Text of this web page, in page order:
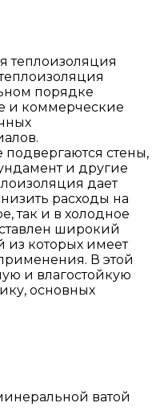
порядке
и коммерческие
стены,
и другие
дает
расходы на
так и в холодное
широкий
из которых имеет
В этой
и влагостойкую
основных